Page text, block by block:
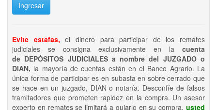
Ingresar
Evite estafas, el dinero para participar de los remates
judiciales se consigna exclusivamente en la cuenta
de DEPÓSITOS JUDICIALES a nombre del JUZGADO o
DIAN, la mayoría de cuentas están en el Banco Agrario. La
única forma de participar es en subasta en sobre cerrado que
se hace en un juzgado, DIAN o notaría. Desconfíe de falsos
tramitadores que prometen rapidez en la compra. Un asesor
experto en remates se limitará a guiarlo en su compra, usted